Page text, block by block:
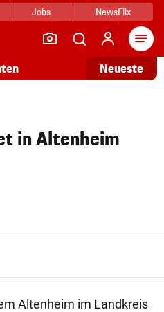
Jobs NewsFlix
Neueste
in Altenheim
Altenheim im Landkreis